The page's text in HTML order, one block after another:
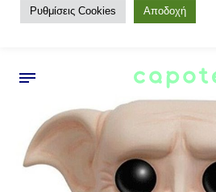
Ρυθμίσεις Cookies Αποδοχή